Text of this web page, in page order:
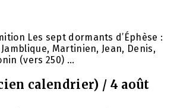
Les sept dormants d’Éphèse :
Martinien, Jean, Denis,
(vers 250) ...
calendrier) / 4 août